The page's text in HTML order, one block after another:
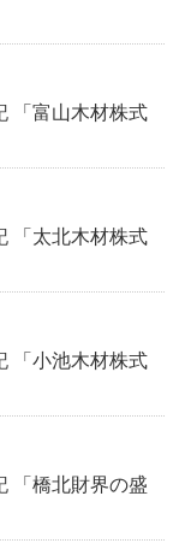
「富山木材株式
「太北木材株式
「小池木材株式
「橋北財界の盛